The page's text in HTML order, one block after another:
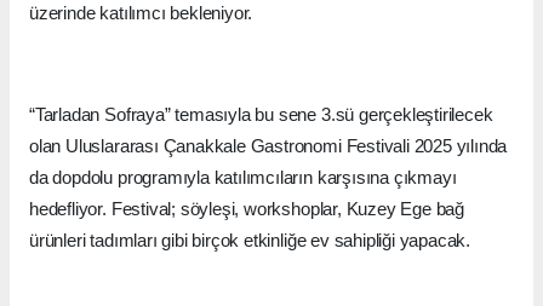
üzerinde katılımcı bekleniyor.
“Tarladan Sofraya” temasıyla bu sene 3.sü gerçekleştirilecek
olan Uluslararası Çanakkale Gastronomi Festivali 2025 yılında
da dopdolu programıyla katılımcıların karşısına çıkmayı
hedefliyor. Festival; söyleşi, workshoplar, Kuzey Ege bağ
ürünleri tadımları gibi birçok etkinliğe ev sahipliği yapacak.